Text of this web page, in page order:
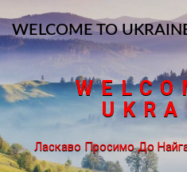
WELCOME TO
Ласкаво Просимо До